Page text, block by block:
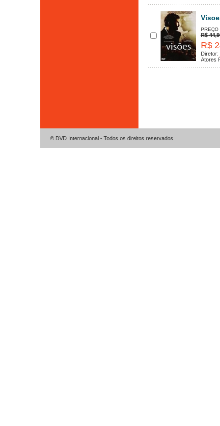
PREÇO
R$
R$
Diretor:
Atores
© DVD Internacional - Todos os direitos reservados